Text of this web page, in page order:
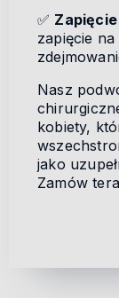
✅
zapięcie na
Nasz
kobiety,
jako
Zamów